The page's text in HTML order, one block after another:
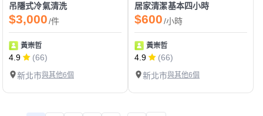
吊隱式冷氣清洗
$3,000/件
黃崇哲
4.9
(66)
新北市與其他6個
居家清潔基本四小時
$600/小時
黃崇哲
4.9
(66)
新北市與其他6個